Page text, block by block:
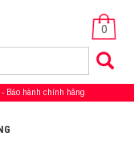
0
Bảo hành chính hãng